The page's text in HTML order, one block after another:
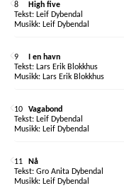
8
High five
Leif Dybendal
Leif Dybendal
9
I en havn
Lars Erik Blokkhus
Lars Erik Blokkhus
10
Vagabond
Leif Dybendal
Leif Dybendal
11
Nå
Gro Anita Dybendal
Leif Dybendal